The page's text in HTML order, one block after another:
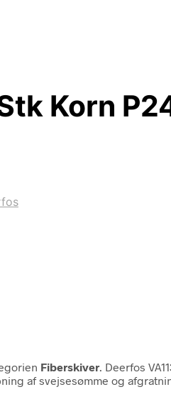
Korn
Fiberskiver . Deerfos
af svejsesømme og